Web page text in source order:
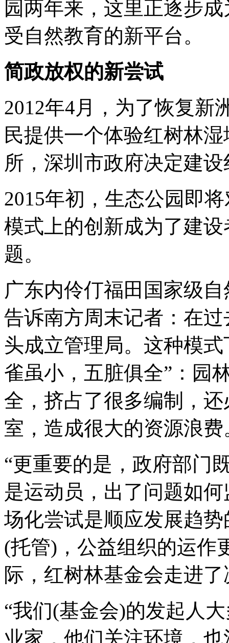
园两年来，这里正逐步
受自然教育的新平台。
简政放权的新尝试
2012年4月，为了恢复新
民提供一个体验红树林
所，深圳市政府决定建
2015年初，生态公园即
模式上的创新成为了建
题。
广东内伶仃福田国家级
告诉南方周末记者：在
头成立管理局。这种模
雀虽小，五脏俱全”：园
全，挤占了很多编制，
室，造成很大的资源浪费
“更重要的是，政府部门
是运动员，出了问题如
场化尝试是顺应发展趋
(托管)，公益组织的运作
际，红树林基金会走进
“我们(基金会)的发起人
业家，他们关注环境，